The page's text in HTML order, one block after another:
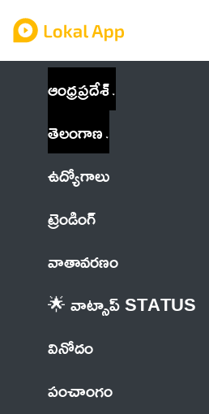
ఆంధ్రప్రదేశ్
తెలంగాణ
ఉద్యోగాలు
ట్రెండింగ్
వాతావరణం
🌟 వాట్సాప్ STATUS
వినోదం
పంచాంగం